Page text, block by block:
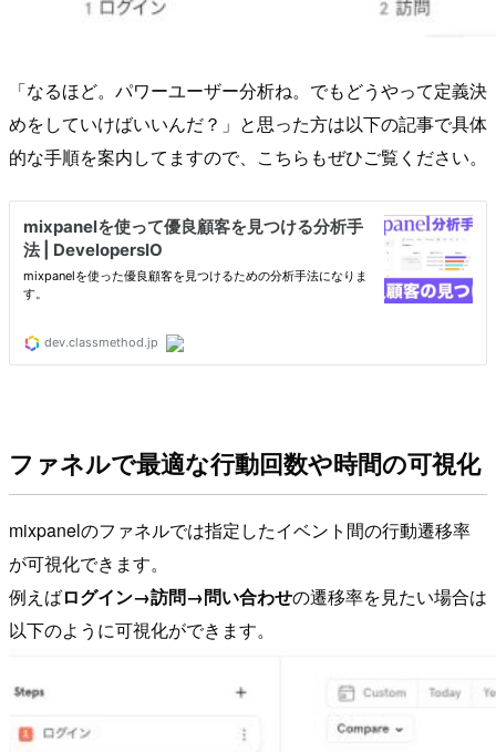
「なるほど。パワーユーザー分析ね。でもどうやって定義決
めをしていけばいいんだ？」と思った方は以下の記事で具体
的な手順を案内してますので、こちらもぜひご覧ください。
ファネルで最適な行動回数や時間の可視化
mixpanelのファネルでは指定したイベント間の行動遷移率
が可視化できます。
例えばログイン→訪問→問い合わせの遷移率を見たい場合は
以下のように可視化ができます。